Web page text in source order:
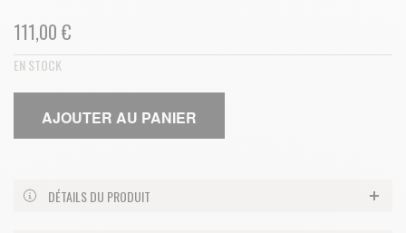
111,00 €
EN STOCK
AJOUTER AU PANIER
DÉTAILS DU PRODUIT